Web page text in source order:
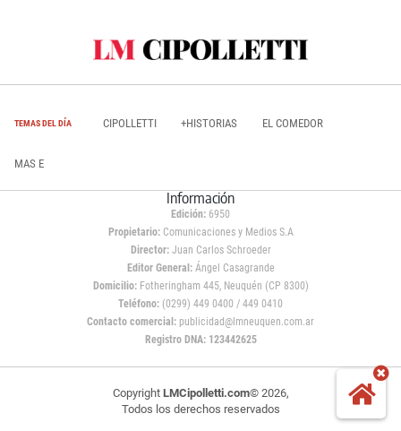
TEMAS DEL DÍA CIPOLLETTI +HISTORIAS EL COMEDOR
MAS E
Información
Edición: 6950
Propietario:Comunicaciones y Medios S.A
Director: Juan Carlos Schroeder
Editor General:Ángel Casagrande
Domicilio:Fotheringham 445, Neuquén (CP 8300)
Teléfono: (0299) 449 0400 / 449 0410
Contacto comercial: publicidad@lmneuquen.com.ar
Registro DNA: 123442625
Copyright LMCipolletti.com© 2026,
Todos los derechos reservados